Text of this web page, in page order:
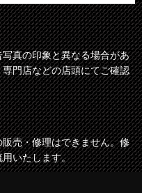
真の印象と異なる場合があ
門店などの店頭にてご確認
売・修理はできません。修
いたします。